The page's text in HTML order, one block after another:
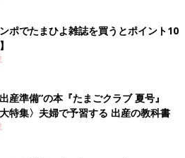
ポでたまひよ雑誌を買うとポイント10
産準備”の本『たまごクラブ 夏号』
大特集〉夫婦で予習する 出産の教科書